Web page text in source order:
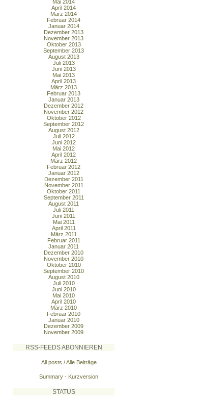
Mai 2014
April 2014
März 2014
Februar 2014
Januar 2014
Dezember 2013
November 2013
Oktober 2013
September 2013
August 2013
Juli 2013
Juni 2013
Mai 2013
April 2013
März 2013
Februar 2013
Januar 2013
Dezember 2012
November 2012
Oktober 2012
September 2012
August 2012
Juli 2012
Juni 2012
Mai 2012
April 2012
März 2012
Februar 2012
Januar 2012
Dezember 2011
November 2011
Oktober 2011
September 2011
August 2011
Juli 2011
Juni 2011
Mai 2011
April 2011
März 2011
Februar 2011
Januar 2011
Dezember 2010
November 2010
Oktober 2010
September 2010
August 2010
Juli 2010
Juni 2010
Mai 2010
April 2010
März 2010
Februar 2010
Januar 2010
Dezember 2009
November 2009
RSS-FEEDS ABONNIEREN
All posts / Alle Beiträge
Summary - Kurzversion
STATUS